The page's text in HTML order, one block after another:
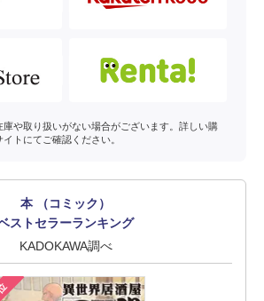
や取り扱いがない場合がございます。詳しい購
トにてご確認ください。
本 （コミック）
ストセラーランキング
KADOKAWA調べ